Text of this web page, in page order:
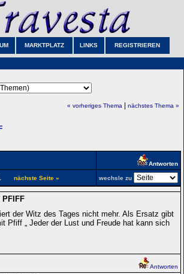
MARKTPLATZ LINKS REGISTRIEREN
« vorheriges Thema nächstes Thema »
Antworten
nächste Seite » wechsle zu
PFIFF
der Witz des Tages nicht mehr. Als Ersatz gibt
Pfiff „ Jeder der Lust und Freude hat kann sich
Antworten